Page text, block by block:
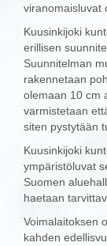
viranomaisluvat
Kuusinkijoki
erillisen
Suunnitelman
rakennetaan
olemaan 10 cm
varmistetaan
siten pystytään
Kuusinkijoki
ympäristöluvat
Suomen
haetaan
Voimalaitoksen
kahden